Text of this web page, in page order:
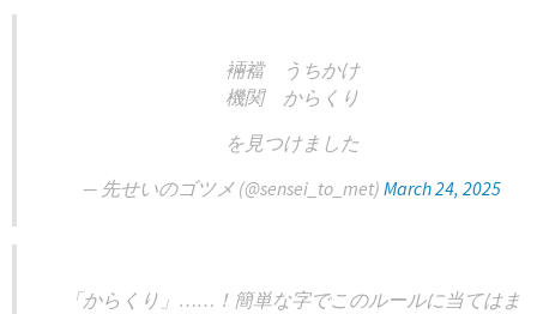
裲襠 うちかけ
機関 からくり
を見つけました
— 先せいのゴツメ (@sensei_to_met) March 24, 2025
「からくり」……！簡単な字でこのルールに当てはま